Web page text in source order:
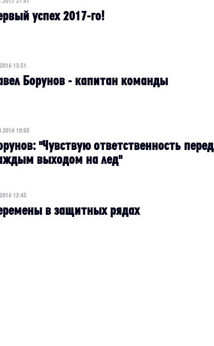
успех 2017-го!
13:31
Борунов - капитан команды
10:03
"Чувствую ответственность перед
выходом на лед"
12:43
в защитных рядах